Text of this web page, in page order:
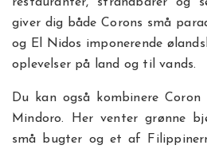
giver dig både Corons små
og El Nidos imponerende
oplevelser på land og til vands.
Du kan også kombinere
Mindoro. Her venter grønne
små bugter og et af